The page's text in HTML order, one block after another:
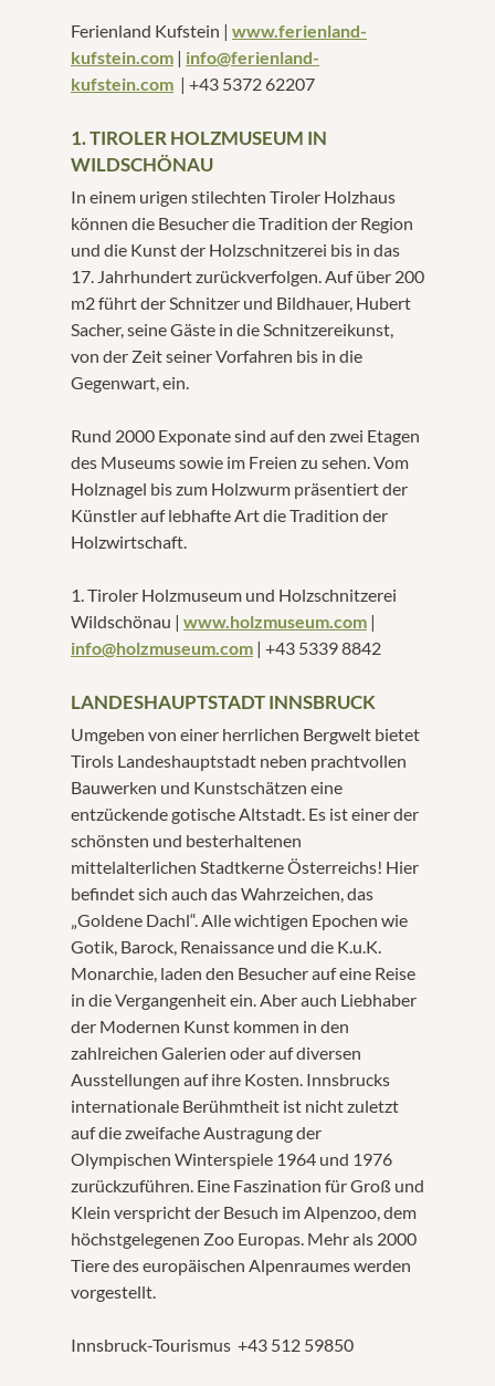
Ferienland Kufstein | www.ferienland-
kufstein.com | info@ferienland-
kufstein.com | +43 5372 62207
1. TIROLER HOLZMUSEUM IN
WILDSCHÖNAU
In einem urigen stilechten Tiroler Holzhaus
können die Besucher die Tradition der Region
und die Kunst der Holzschnitzerei bis in das
17. Jahrhundert zurückverfolgen. Auf über 200
m2 führt der Schnitzer und Bildhauer, Hubert
Sacher, seine Gäste in die Schnitzereikunst,
von der Zeit seiner Vorfahren bis in die
Gegenwart, ein.
Rund 2000 Exponate sind auf den zwei Etagen
des Museums sowie im Freien zu sehen. Vom
Holznagel bis zum Holzwurm präsentiert der
Künstler auf lebhafte Art die Tradition der
Holzwirtschaft.
1. Tiroler Holzmuseum und Holzschnitzerei
Wildschönau | www.holzmuseum.com |
info@holzmuseum.com | +43 5339 8842
LANDESHAUPTSTADT INNSBRUCK
Umgeben von einer herrlichen Bergwelt bietet
Tirols Landeshauptstadt neben prachtvollen
Bauwerken und Kunstschätzen eine
entzückende gotische Altstadt. Es ist einer der
schönsten und besterhaltenen
mittelalterlichen Stadtkerne Österreichs! Hier
befindet sich auch das Wahrzeichen, das
„Goldene Dachl“. Alle wichtigen Epochen wie
Gotik, Barock, Renaissance und die K.u.K.
Monarchie, laden den Besucher auf eine Reise
in die Vergangenheit ein. Aber auch Liebhaber
der Modernen Kunst kommen in den
zahlreichen Galerien oder auf diversen
Ausstellungen auf ihre Kosten. Innsbrucks
internationale Berühmtheit ist nicht zuletzt
auf die zweifache Austragung der
Olympischen Winterspiele 1964 und 1976
zurückzuführen. Eine Faszination für Groß und
Klein verspricht der Besuch im Alpenzoo, dem
höchstgelegenen Zoo Europas. Mehr als 2000
Tiere des europäischen Alpenraumes werden
vorgestellt.
Innsbruck-Tourismus +43 512 59850